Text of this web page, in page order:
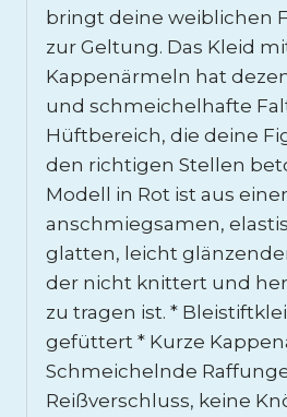
bringt deine weiblichen
zur Geltung. Das Kleid
Kappenärmeln hat
und schmeichelhafte
Hüftbereich, die deine
den richtigen Stellen
Modell in Rot ist aus
anschmiegsamen,
glatten, leicht
der nicht knittert und
zu tragen ist. *
gefüttert * Kurze
Schmeichelnde
Reißverschluss, keine